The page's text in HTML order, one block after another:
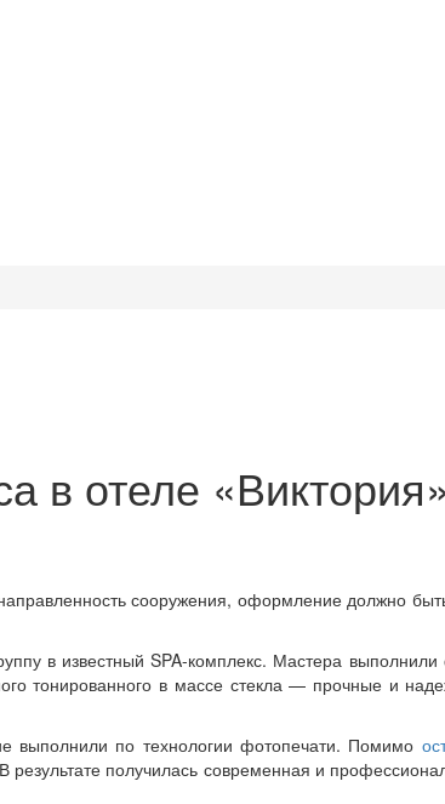
в отеле «Виктория»
сооружения, оформление должно
в известный SPA-комплекс. Мастера выполнили
тонированного в массе стекла — прочные и
выполнили по технологии фотопечати. Помимо
получилась современная и